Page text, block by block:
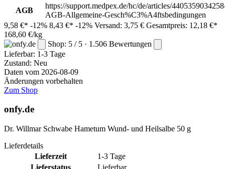
AGB
https://support.medpex.de/hc/de/articles/
AGB-Allgemeine-Gesch%C3%A4ftsbedingungen
9,58 €* -12% 8,43 €* -12% Versand: 3,75 € Gesamtpreis: 12,18 €*
168,60 €/kg
Shop: 5 / 5 · 1.506 Bewertungen
Lieferbar: 1-3 Tage
Zustand: Neu
Daten vom 2026-08-09
Änderungen vorbehalten
Zum Shop
onfy.de
Dr. Willmar Schwabe Hametum Wund- und Heilsalbe 50 g
Lieferdetails
Lieferzeit
1-3 Tage
Lieferstatus
Lieferbar